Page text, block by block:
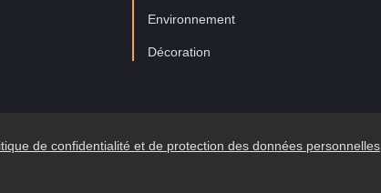
Environnement
Décoration
de confidentialité et de protection des données personnelles